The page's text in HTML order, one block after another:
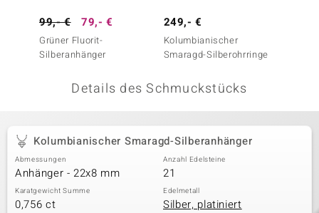
99,- € 79,- €
Grüner Fluorit-
Silberanhänger
249,- €
Kolumbianischer
Smaragd-Silberohrringe
Details des Schmuckstücks
Kolumbianischer Smaragd-Silberanhänger
Abmessungen
Anhänger - 22x8 mm
Anzahl Edelsteine
21
Karatgewicht Summe
0,756 ct
Edelmetall
Silber, platiniert